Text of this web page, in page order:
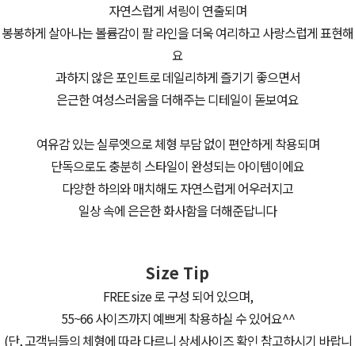
자연스럽게 셔링이 연출되며
봉봉하게 살아나는 볼륨감이 팔 라인을 더욱 여리하고 사랑스럽게 표현해
요
과하지 않은 포인트로 데일리하게 즐기기 좋으면서
은근한 여성스러움을 더해주는 디테일이 돋보여요
여유감 있는 실루엣으로 체형 부담 없이 편안하게 착용되며
단독으로도 충분히 스타일이 완성되는 아이템이에요
다양한 하의와 매치해도 자연스럽게 어우러지고
일상 속에 은은한 화사함을 더해준답니다
Size Tip
FREE size 로 구성 되어 있으며,
55~66 사이즈까지 예쁘게 착용하실 수 있어요^^
(단, 고객님들의 체형에 따라 다르니 상세사이즈 확인 참고하시기 바랍니